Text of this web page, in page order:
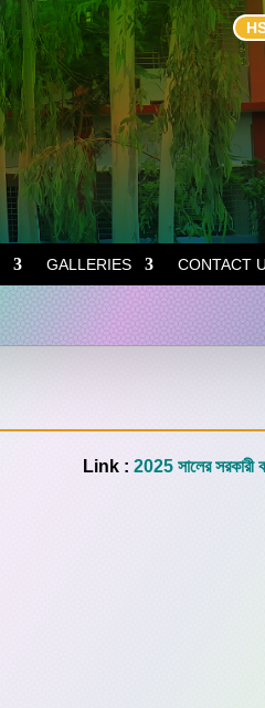
GALLERIES CONTACT
Link : 2025 সালের সরকারী